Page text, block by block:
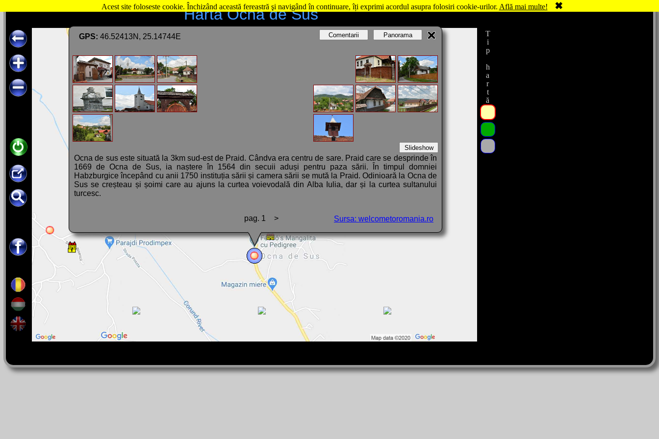
Acest site foloseste cookie. Închizând această fereastră şi navigând în continuare, îți exprimi acordul asupra folosiri cookie-urilor. Află mai multe! ✖
Hartă Ocna de Sus
Ocna de sus este situată la 3km sud-est de Praid. Cândva era centru de sare. Praid care se desprinde în
1669 de Ocna de Sus, ia naștere în 1564 din secuii aduși pentru paza sării. În timpul domniei
Habzburgice începând cu anii 1750 instituția sării și camera sării se mută la Praid. Odinioară la Ocna de
Sus se creșteau și șoimi care au ajuns la curtea voievodală din Alba Iulia, dar și la curtea sultanului
turcesc.
Sursa: welcometoromania.ro
GPS: 46.52413N, 25.14744E
Slideshow
Comentarii Panorama
pag. 1 >
Tip hartă